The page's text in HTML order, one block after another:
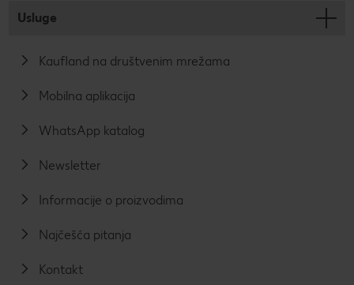
Usluge
Kaufland na društvenim mrežama
Mobilna aplikacija
WhatsApp katalog
Newsletter
Informacije o proizvodima
Najčešća pitanja
Kontakt